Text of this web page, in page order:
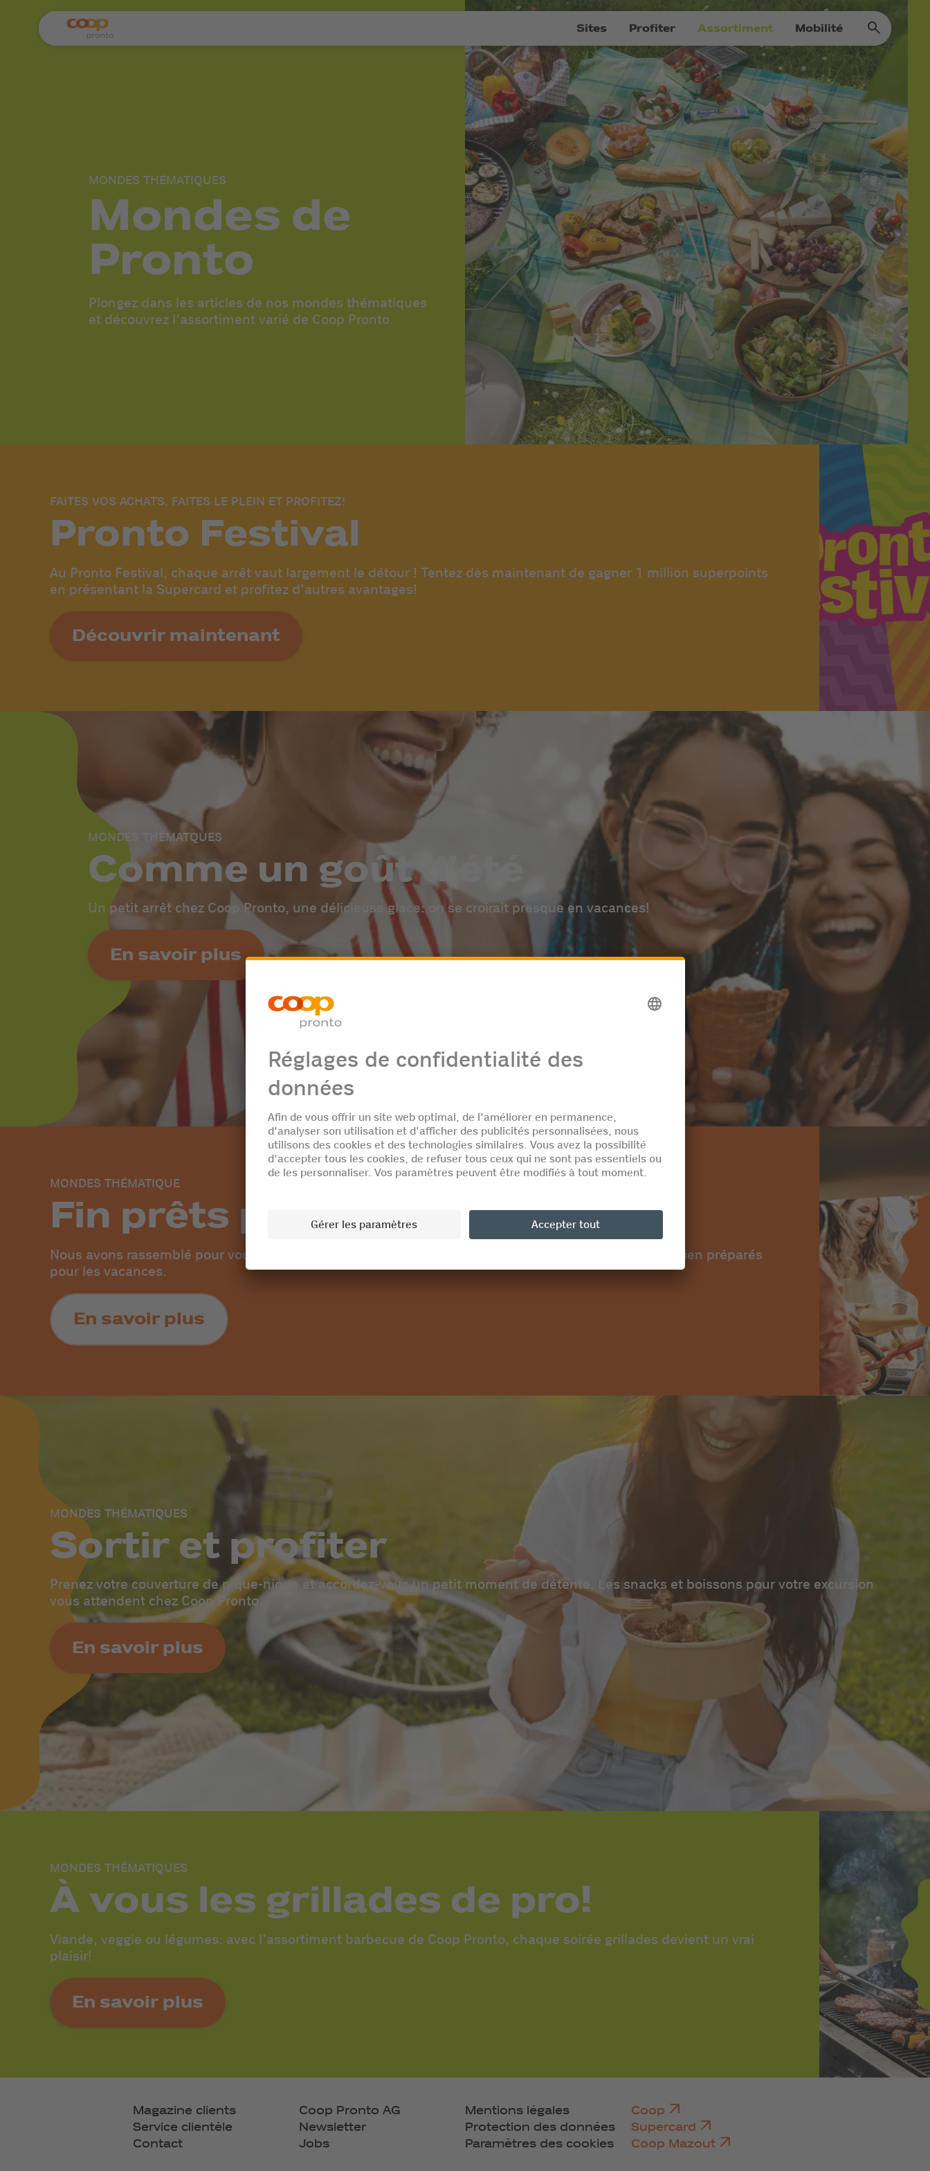
Sites Profiter Assortiment Mobilité
MONDES THÉMATIQUES
Mondes de
Pronto
Plongez dans les articles de nos mondes thématiques
et découvrez l'assortiment varié de Coop Pronto.
FAITES VOS ACHATS, FAITES LE PLEIN ET PROFITEZ!
Pronto Festival
Au Pronto Festival, chaque arrêt vaut largement le détour ! Tentez dès maintenant de gagner 1 million superpoints
en présentant la Supercard et profitez d'autres avantages!
Découvrir maintenant
MONDES THÉMATQUES
Comme un goût d’été
Un petit arrêt chez Coop Pronto, une délicieuse glace: on se croirait presque en vacances!
En savoir plus
MONDES THÉMATIQUE
Fin prêts pour les vacances
Nous avons rassemblé pour vous les points les plus importants afin que vous et votre voiture soyez bien préparés
pour les vacances.
En savoir plus
MONDES THÉMATIQUES
Sortir et profiter
Prenez votre couverture de pique-nique et accordez-vous un petit moment de détente. Les snacks et boissons pour votre excursion
vous attendent chez Coop Pronto.
En savoir plus
MONDES THÉMATIQUES
À vous les grillades de pro!
Viande, veggie ou légumes: avec l’assortiment barbecue de Coop Pronto, chaque soirée grillades devient un vrai
plaisir!
En savoir plus
Magazine clients
Service clientèle
Contact
Coop Pronto AG
Newsletter
Jobs
Mentions légales
Protection des données
Paramètres des cookies
Coop
Supercard
Coop Mazout